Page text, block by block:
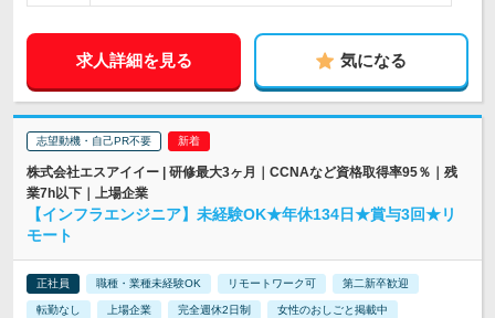
求人詳細を見る 気になる
志望動機・自己PR不要
株式会社エスアイイー | 研修最大3ヶ月｜CCNAなど資格取得率95％｜残
業7h以下｜上場企業
【インフラエンジニア】未経験OK★年休134日★賞与3回★リ
モート
正社員 職種・業種未経験OK リモートワーク可 第二新卒歓迎
転勤なし 上場企業 完全週休2日制 女性のおしごと掲載中